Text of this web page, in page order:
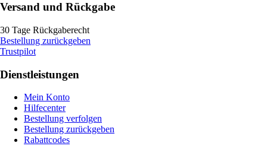
Versand und Rückgabe
30 Tage Rückgaberecht
Bestellung zurückgeben
Trustpilot
Dienstleistungen
Mein Konto
Hilfecenter
Bestellung verfolgen
Bestellung zurückgeben
Rabattcodes